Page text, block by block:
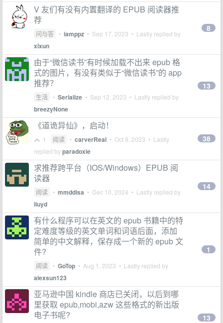
V 友们有没有内置翻译的 EPUB 阅读器推
荐
问与答 • iamppz • Sep 17, 2023 • Lastly replied by
xixun
8
由于“微信读书”有时候加载不出来 epub 格
式的图片，有没有类似于“微信读书”的 app
推荐？
生活 • Serialize • Sep 12, 2023 • Lastly replied by
breezyNone
13
《道诡异仙》，启动！
1 阅读 • carverReal • Oct 9, 2023 • Lastly
replied byparadoxie
38
求推荐跨平台（IOS/Windows）EPUB 阅
读器
阅读 • mmddisa • Dec 10, 2024 • Lastly replied by
liuyd
14
有什么程序可以在英文的 epub 书籍中的特
定难度等级的英文单词和词语后面，添加
简单的中文解释，保存成一个新的 epub 文
件?
阅读 • GoTop • Aug 1, 2023 • Lastly replied by
alexsun123
1
亚马逊中国 kindle 商店已关闭，以后到哪
里获取 epub,mobi,azw 这些格式的新出版
电子书呢?
13